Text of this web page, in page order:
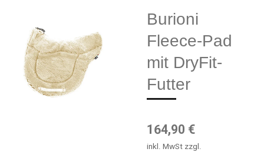
Burioni
Fleece-Pad
mit DryFit-
Futter
164,90 €
inkl. MwSt zzgl.